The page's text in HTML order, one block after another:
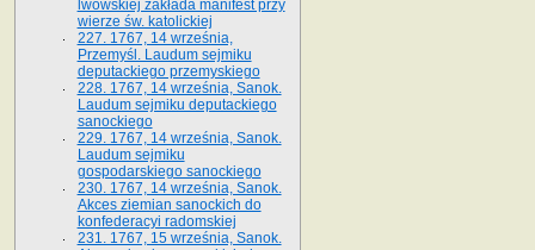
lwowskiej zakłada manifest przy
wierze św. ka­tolickiej
227. 1767, 14 września,
Przemyśl. Laudum sejmiku
deputackiego przemyskiego
228. 1767, 14 września, Sanok.
Laudum sejmiku deputackiego
sanockiego
229. 1767, 14 września, Sanok.
Laudum sejmiku
gospodarskiego sanockiego
230. 1767, 14 września, Sanok.
Akces ziemian sanockich do
konfederacyi radomskiej
231. 1767, 15 września, Sanok.